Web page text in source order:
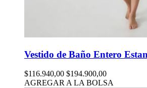
Vestido de Baño Entero
$116.940,00 $194.900,00
AGREGAR A LA BOLSA